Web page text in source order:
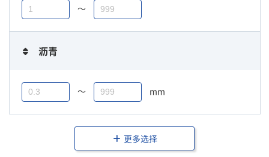
〜
沥青
〜 mm
更多选择